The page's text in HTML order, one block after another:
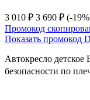
3 010 ₽ 3 690 ₽ (-
Промокод
Показать промокод
Автокресло детское
безопасности по